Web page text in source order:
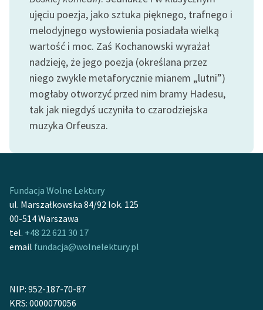
ujęciu poezja, jako sztuka pięknego, trafnego i
melodyjnego wysłowienia posiadała wielką
wartość i moc. Zaś Kochanowski wyrażał
nadzieję, że jego poezja (określana przez
niego zwykle metaforycznie mianem „lutni”)
mogłaby otworzyć przed nim bramy Hadesu,
tak jak niegdyś uczyniła to czarodziejska
muzyka Orfeusza.
Fundacja Wolne Lektury
ul. Marszałkowska 84/92 lok. 125
00-514 Warszawa
tel. +48 22 621 30 17
email fundacja@wolnelektury.pl
NIP: 952-187-70-87
KRS: 0000070056